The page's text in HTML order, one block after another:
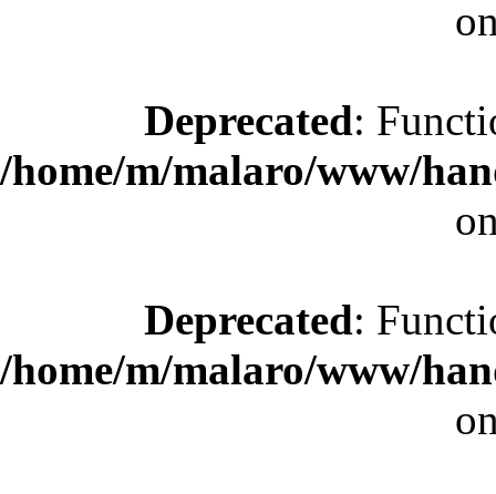
Deprecated:
/home/m/malaro/www/
Deprecated:
/home/m/malaro/www/